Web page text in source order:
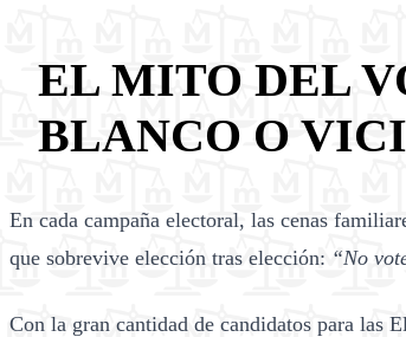
EL MITO DEL
BLANCO O
En cada campaña electoral, las cenas
que sobrevive elección tras elección: “No
Con la gran cantidad de candidatos para las